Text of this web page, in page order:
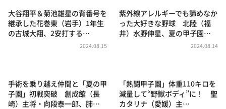
大谷翔平＆菊池雄星の背番号を
継承した花巻東（岩手）1年生
の古城大翔、2安打する…
2024.08.15
紫外線アレルギーでも諦めなか
った大好きな野球 北陸（福
井）水野伸星、夏の甲子園…
2024.08.14
手術を乗り越え仲間と「夏の甲
子園」初戦突破 創成館（長
崎）主将・向段泰一郎、肺…
「熱闘甲子園」体重110キロを
減量して“野獣ボディ”に！ 聖
カタリナ（愛媛）主…